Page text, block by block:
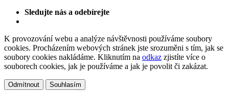
Sledujte nás a odebírejte
K provozování webu a analýze návštěvnosti používáme soubory
cookies. Procházením webových stránek jste srozuměni s tím, jak se
soubory cookies nakládáme. Kliknutím na odkaz zjistíte více o
souborech cookies, jak je používáme a jak je povolit či zakázat.
Odmítnout Souhlasím